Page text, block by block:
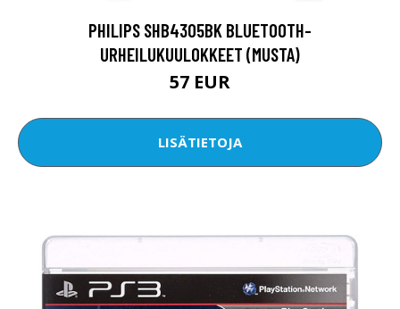
PHILIPS SHB4305BK BLUETOOTH-
URHEILUKUULOKKEET (MUSTA)
57 EUR
LISÄTIETOJA